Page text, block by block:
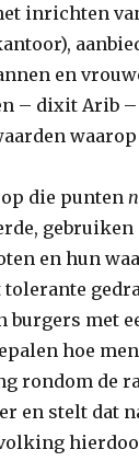
inrichten
en
– dixit Arib
die punten
en hun
burgers met
hoe
rondom de
en stelt dat